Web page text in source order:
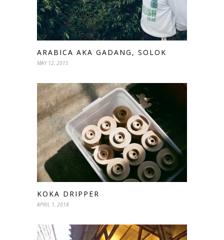
ARABICA AKA GADANG, SOLOK
MAY 12, 2015
KOKA DRIPPER
APRIL 1, 2018